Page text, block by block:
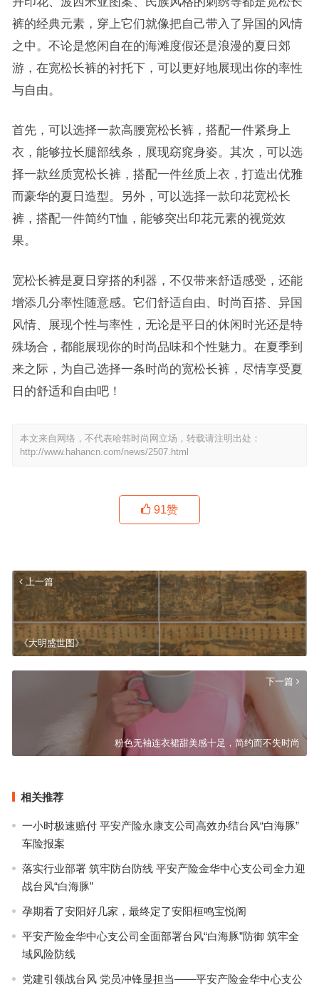
裤的经典元素，穿上它们就像把自己带入了异国的风情
之中。不论是悠闲自在的海滩度假还是浪漫的夏日郊
游，在宽松长裤的衬托下，可以更好地展现出你的率性
与自由。
首先，可以选择一款高腰宽松长裤，搭配一件紧身上
衣，能够拉长腿部线条，展现窈窕身姿。其次，可以选
择一款丝质宽松长裤，搭配一件丝质上衣，打造出优雅
而豪华的夏日造型。另外，可以选择一款印花宽松长
裤，搭配一件简约T恤，能够突出印花元素的视觉效
果。
宽松长裤是夏日穿搭的利器，不仅带来舒适感受，还能
增添几分率性随意感。它们舒适自由、时尚百搭、异国
风情、展现个性与率性，无论是平日的休闲时光还是特
殊场合，都能展现你的时尚品味和个性魅力。在夏季到
来之际，为自己选择一条时尚的宽松长裤，尽情享受夏
日的舒适和自由吧！
本文来自网络，不代表哈韩时尚网立场，转载请注明出处：
http://www.hahancn.com/news/2507.html
91赞
上一篇
《大明盛世图》
下一篇
粉色无袖连衣裙甜美感十足，简约而不失时尚
相关推荐
一小时极速赔付 平安产险永康支公司高效办结台风“白海豚”
车险报案
落实行业部署 筑牢防台防线 平安产险金华中心支公司全力迎
战台风“白海豚”
孕期看了安阳好几家，最终定了安阳桓鸣宝悦阁
平安产险金华中心支公司全面部署台风“白海豚”防御 筑牢全
域风险防线
党建引领战台风 党员冲锋显担当——平安产险金华中心支公